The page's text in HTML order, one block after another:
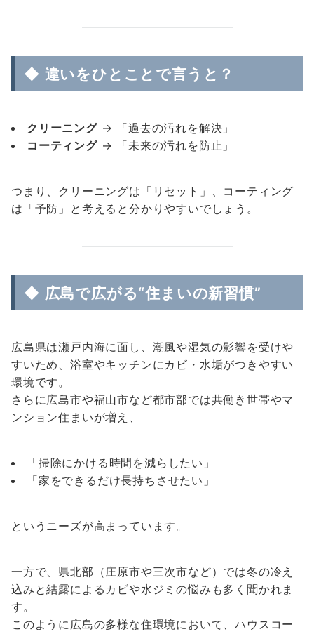
◆ 違いをひとことで言うと？
クリーニング→ 「過去の汚れを解決」
コーティング→ 「未来の汚れを防止」
つまり、クリーニングは「リセット」、コーティング
は「予防」と考えると分かりやすいでしょう。
◆ 広島で広がる“住まいの新習慣”
広島県は瀬戸内海に面し、潮風や湿気の影響を受けや
すいため、浴室やキッチンにカビ・水垢がつきやすい
環境です。
さらに広島市や福山市など都市部では共働き世帯やマ
ンション住まいが増え、
「掃除にかける時間を減らしたい」
「家をできるだけ長持ちさせたい」
というニーズが高まっています。
一方で、県北部（庄原市や三次市など）では冬の冷え
込みと結露によるカビや水ジミの悩みも多く聞かれま
す。
このように広島の多様な住環境において、ハウスコー